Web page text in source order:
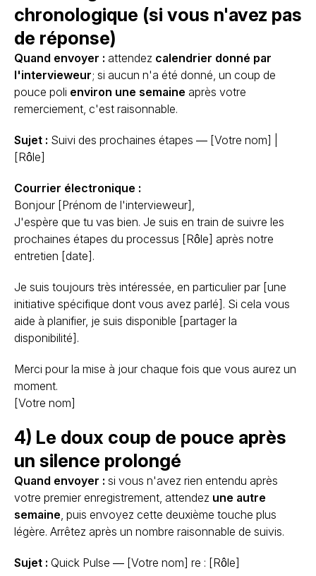
chronologique (si vous n'avez pas
de réponse)
Quand envoyer : attendez calendrier donné par
l'intervieweur; si aucun n'a été donné, un coup de
pouce poli environ une semaine après votre
remerciement, c'est raisonnable.
Sujet : Suivi des prochaines étapes — [Votre nom] |
[Rôle]
Courrier électronique :
Bonjour [Prénom de l'intervieweur],
J'espère que tu vas bien. Je suis en train de suivre les
prochaines étapes du processus [Rôle] après notre
entretien [date].
Je suis toujours très intéressée, en particulier par [une
initiative spécifique dont vous avez parlé]. Si cela vous
aide à planifier, je suis disponible [partager la
disponibilité].
Merci pour la mise à jour chaque fois que vous aurez un
moment.
[Votre nom]
4) Le doux coup de pouce après
un silence prolongé
Quand envoyer : si vous n'avez rien entendu après
votre premier enregistrement, attendez une autre
semaine, puis envoyez cette deuxième touche plus
légère. Arrêtez après un nombre raisonnable de suivis.
Sujet : Quick Pulse — [Votre nom] re : [Rôle]